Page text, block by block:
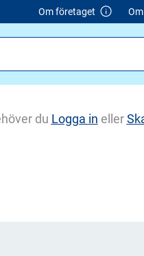
Om företaget
du Logga in eller